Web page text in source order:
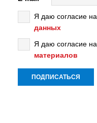
Я даю согласие на
данных
Я даю согласие на
материалов